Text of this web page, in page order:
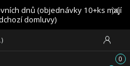
dnů (objednávky 10+ks mají
domluvy)
0